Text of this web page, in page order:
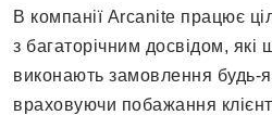
В компанії Arcanite працює
з багаторічним досвідом, які
виконають замовлення будь-
враховуючи побажання